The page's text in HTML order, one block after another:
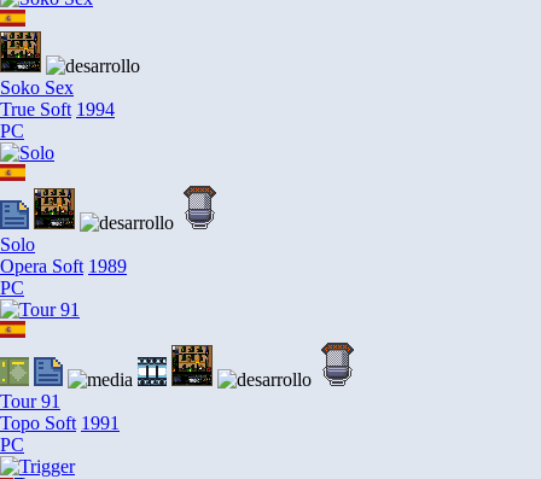
Soko Sex
True Soft 1994
PC
Solo
Opera Soft 1989
PC
Tour 91
Topo Soft 1991
PC